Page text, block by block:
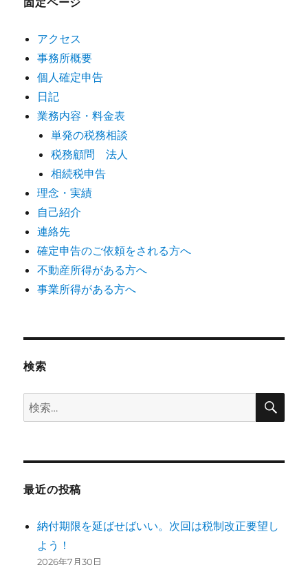
アクセス
事務所概要
個人確定申告
日記
業務内容・料金表
単発の税務相談
税務顧問 法人
相続税申告
理念・実績
自己紹介
連絡先
確定申告のご依頼をされる方へ
不動産所得がある方へ
事業所得がある方へ
検索
検
索:
検
最近の投稿
納付期限を延ばせばいい。次回は税制改正要望し
よう！
2026年7月30日